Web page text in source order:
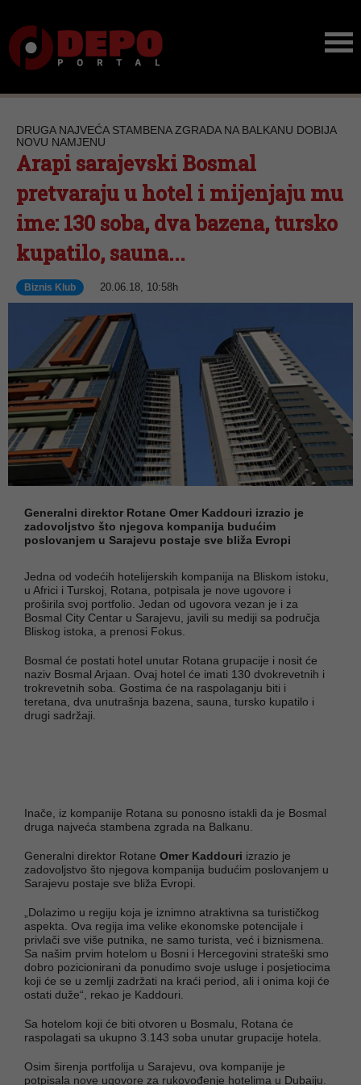
DRUGA NAJVEĆA STAMBENA ZGRADA NA BALKANU DOBIJA
NOVU NAMJENU
Arapi sarajevski Bosmal
pretvaraju u hotel i mijenjaju mu
ime: 130 soba, dva bazena, tursko
kupatilo, sauna...
Biznis Klub 20.06.18, 10:58h
Generalni direktor Rotane Omer Kaddouri izrazio je
zadovoljstvo što njegova kompanija budućim
poslovanjem u Sarajevu postaje sve bliža Evropi
Jedna od vodećih hotelijerskih kompanija na Bliskom istoku,
u Africi i Turskoj, Rotana, potpisala je nove ugovore i
proširila svoj portfolio. Jedan od ugovora vezan je i za
Bosmal City Centar u Sarajevu, javili su mediji sa područja
Bliskog istoka, a prenosi Fokus.
Bosmal će postati hotel unutar Rotana grupacije i nosit će
naziv Bosmal Arjaan. Ovaj hotel će imati 130 dvokrevetnih i
trokrevetnih soba. Gostima će na raspolaganju biti i
teretana, dva unutrašnja bazena, sauna, tursko kupatilo i
drugi sadržaji.
Inače, iz kompanije Rotana su ponosno istakli da je Bosmal
druga najveća stambena zgrada na Balkanu.
Generalni direktor Rotane Omer Kaddouri izrazio je
zadovoljstvo što njegova kompanija budućim poslovanjem u
Sarajevu postaje sve bliža Evropi.
„Dolazimo u regiju koja je iznimno atraktivna sa turističkog
aspekta. Ova regija ima velike ekonomske potencijale i
privlači sve više putnika, ne samo turista, već i biznismena.
Sa našim prvim hotelom u Bosni i Hercegovini strateški smo
dobro pozicionirani da ponudimo svoje usluge i posjetiocima
koji će se u zemlji zadržati na kraći period, ali i onima koji će
ostati duže“, rekao je Kaddouri.
Sa hotelom koji će biti otvoren u Bosmalu, Rotana će
raspolagati sa ukupno 3.143 soba unutar grupacije hotela.
Osim širenja portfolija u Sarajevu, ova kompanije je
potpisala nove ugovore za rukovođenje hotelima u Dubaiju.